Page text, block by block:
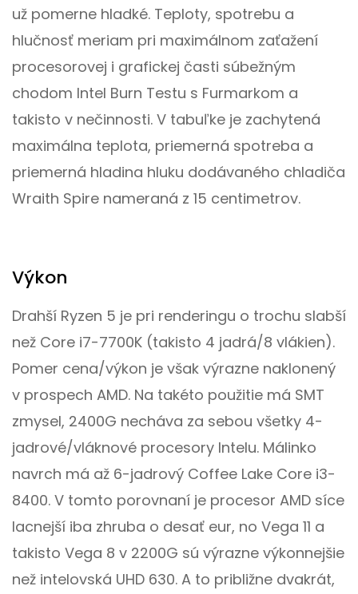
už pomerne hladké. Teploty, spotrebu a
hlučnosť meriam pri maximálnom zaťažení
procesorovej i grafickej časti súbežným
chodom Intel Burn Testu s Furmarkom a
takisto v nečinnosti. V tabuľke je zachytená
maximálna teplota, priemerná spotreba a
priemerná hladina hluku dodávaného chladiča
Wraith Spire nameraná z 15 centimetrov.
Výkon
Drahší Ryzen 5 je pri renderingu o trochu slabší
než Core i7-7700K (takisto 4 jadrá/8 vlákien).
Pomer cena/výkon je však výrazne naklonený
v prospech AMD. Na takéto použitie má SMT
zmysel, 2400G necháva za sebou všetky 4-
jadrové/vláknové procesory Intelu. Málinko
navrch má až 6-jadrový Coffee Lake Core i3-
8400. V tomto porovnaní je procesor AMD síce
lacnejší iba zhruba o desať eur, no Vega 11 a
takisto Vega 8 v 2200G sú výrazne výkonnejšie
než intelovská UHD 630. A to približne dvakrát,